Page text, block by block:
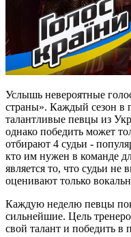
Услышь невероятные
страны». Каждый сезон в
талантливые певцы из
однако победить может
отбирают 4 судьи -
кто им нужен в команде
является то, что судьи не
оценивают только
Каждую неделю певцы
сильнейшие. Цель
свой талант и победить в